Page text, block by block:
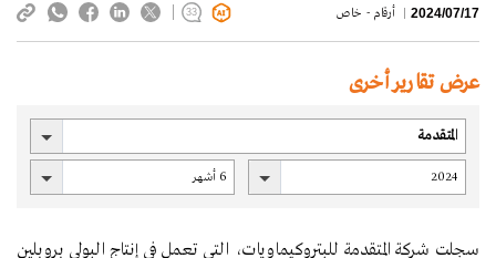
2024/07/17 أرقام - خاص 33
عرض تقارير أخرى
سجلت شركة المتقدمة للبتروكيماويات، التي تعمل في إنتاج البولي بروبلين